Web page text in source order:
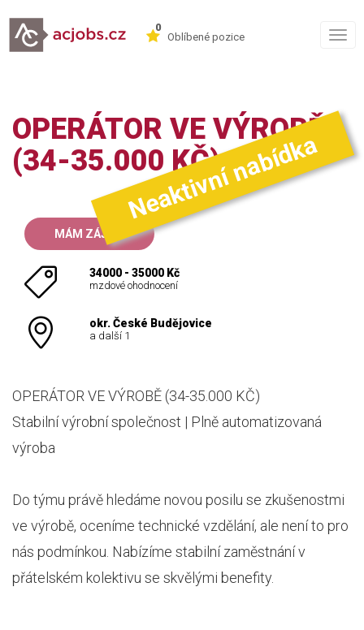
0
Oblíbené pozice
OPERÁTOR VE VÝROBĚ
(34-35.000 KČ)Neaktivní nabídka
MÁM ZÁJEM
34000 - 35000 Kč
mzdové ohodnocení
okr. České Budějovice
a další 1
OPERÁTOR VE VÝROBĚ (34-35.000 KČ)
Stabilní výrobní společnost | Plně automatizovaná
výroba
Do týmu právě hledáme novou posilu se zkušenostmi
ve výrobě, oceníme technické vzdělání, ale není to pro
nás podmínkou. Nabízíme stabilní zaměstnání v
přátelském kolektivu se skvělými benefity.